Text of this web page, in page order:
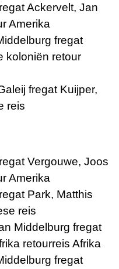
Ackervelt, Jan
Amerika
fregat
koloniën retour
fregat Kuijper,
reis
Vergouwe, Joos
Amerika
Park, Matthis
reis
Middelburg fregat
retourreis Afrika
fregat